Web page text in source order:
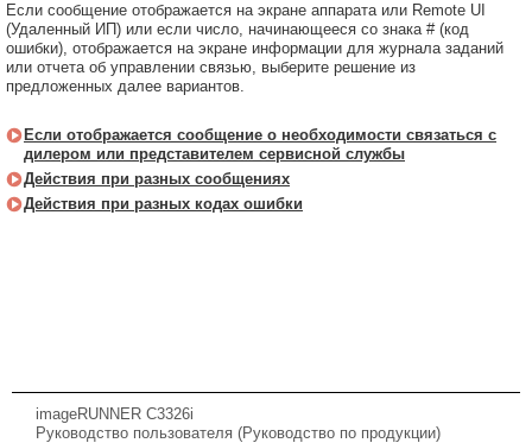
Если сообщение отображается на экране аппарата или Remote UI
(Удаленный ИП) или если число, начинающееся со знака # (код
ошибки), отображается на экране информации для журнала заданий
или отчета об управлении связью, выберите решение из
предложенных далее вариантов.
Если отображается сообщение о необходимости связаться с
дилером или представителем сервисной службы
Действия при разных сообщениях
Действия при разных кодах ошибки
imageRUNNER C3326i
Руководство пользователя (Руководство по продукции)